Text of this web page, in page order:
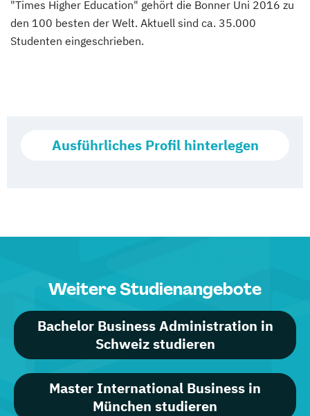
"Times Higher Education" gehört die Bonner Uni 2016 zu
den 100 besten der Welt. Aktuell sind ca. 35.000
Studenten eingeschrieben.
Ausführliches Profil hinterlegen
Weitere Studienangebote
Bachelor Business Administration in
Schweiz studieren
Master International Business in
München studieren